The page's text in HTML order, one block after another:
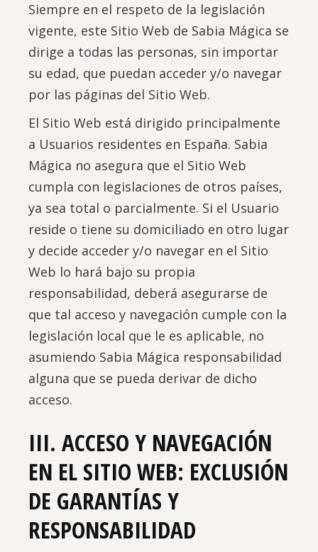
Siempre en el respeto de la legislación
vigente, este Sitio Web de Sabia Mágica se
dirige a todas las personas, sin importar
su edad, que puedan acceder y/o navegar
por las páginas del Sitio Web.
El Sitio Web está dirigido principalmente
a Usuarios residentes en España. Sabia
Mágica no asegura que el Sitio Web
cumpla con legislaciones de otros países,
ya sea total o parcialmente. Si el Usuario
reside o tiene su domiciliado en otro lugar
y decide acceder y/o navegar en el Sitio
Web lo hará bajo su propia
responsabilidad, deberá asegurarse de
que tal acceso y navegación cumple con la
legislación local que le es aplicable, no
asumiendo Sabia Mágica responsabilidad
alguna que se pueda derivar de dicho
acceso.
III. ACCESO Y NAVEGACIÓN
EN EL SITIO WEB: EXCLUSIÓN
DE GARANTÍAS Y
RESPONSABILIDAD